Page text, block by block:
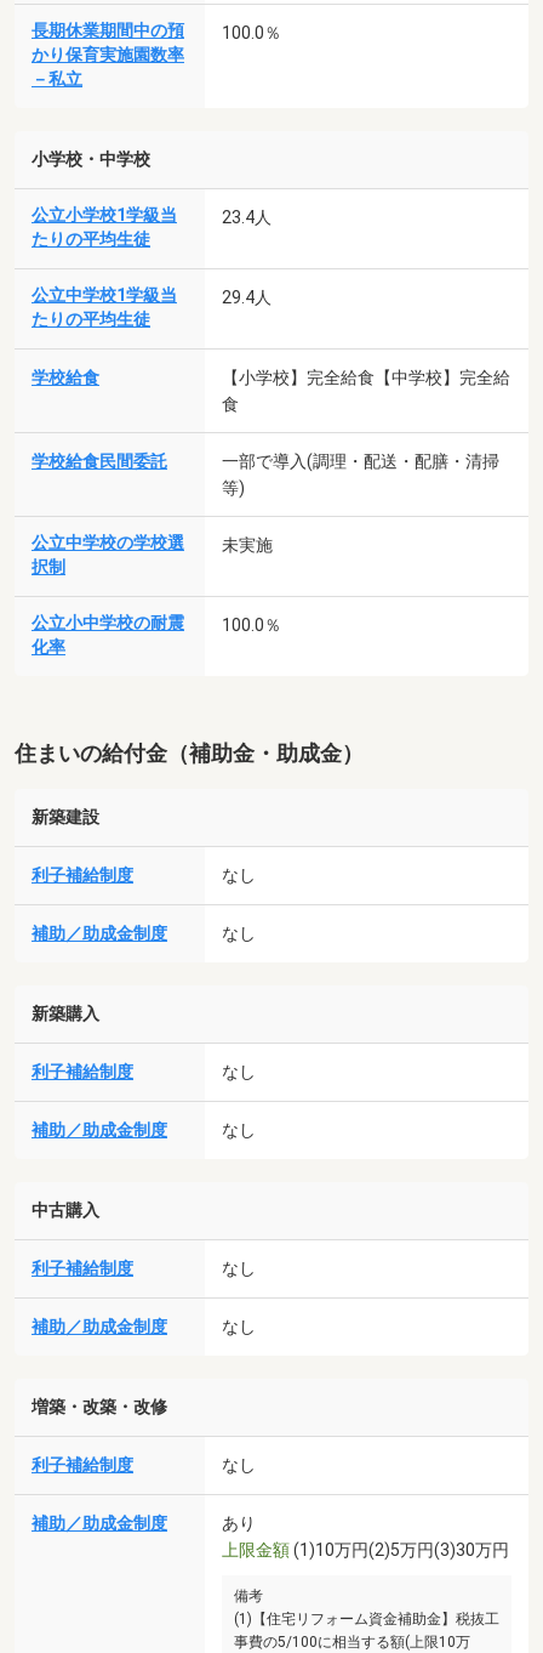
長期休業期間中の預
かり保育実施園数率
－私立
100.0％
小学校・中学校
公立小学校1学級当
たりの平均生徒
23.4人
公立中学校1学級当
たりの平均生徒
29.4人
学校給食
【小学校】完全給食【中学校】完全給
食
学校給食民間委託
一部で導入(調理・配送・配膳・清掃
等)
公立中学校の学校選
択制
未実施
公立小中学校の耐震
化率
100.0％
住まいの給付金（補助金・助成金）
新築建設
利子補給制度 なし
補助／助成金制度 なし
新築購入
利子補給制度 なし
補助／助成金制度 なし
中古購入
利子補給制度 なし
補助／助成金制度 なし
増築・改築・改修
利子補給制度 なし
補助／助成金制度
あり
上限金額(1)10万円(2)5万円(3)30万円
備考
(1)【住宅リフォーム資金補助金】税抜工
事費の5/100に相当する額(上限10万